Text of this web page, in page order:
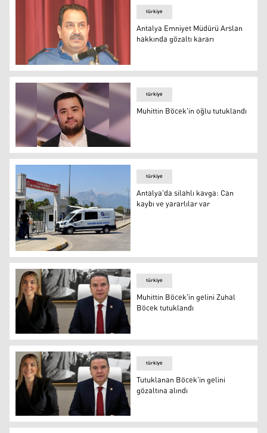
İlker Arslan
türkiye
Antalya Emniyet Müdürü Arslan
hakkında gözaltı kararı
Muhittin Böcek'in oğlu tutuklandı
türkiye
Muhittin Böcek'in oğlu tutuklandı
FOTO-AA
türkiye
Antalya'da silahlı kavga: Can
kaybı ve yararlılar var
Muhittin Böcek'in gelini Zuhal Böcek tutuklandı
türkiye
Muhittin Böcek'in gelini Zuhal
Böcek tutuklandı
Tutuklanan Böcek'in gelini gözaltına alındı
türkiye
Tutuklanan Böcek'in gelini
gözaltına alındı